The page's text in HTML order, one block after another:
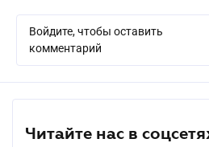
Войдите, чтобы оставить
комментарий
Читайте нас в